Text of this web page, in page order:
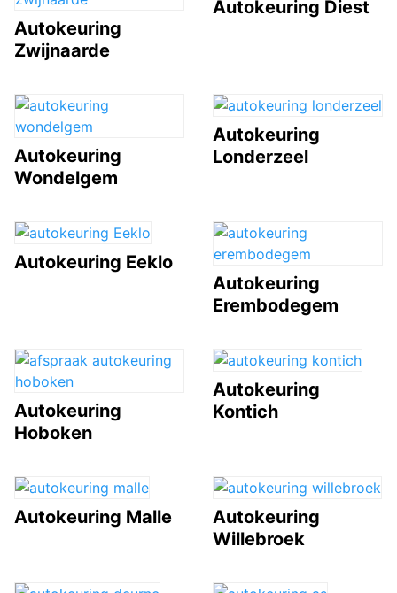
Autokeuring
Zwijnaarde
Autokeuring Diest
Autokeuring
Wondelgem
Autokeuring
Londerzeel
Autokeuring Eeklo
Autokeuring
Erembodegem
Autokeuring
Hoboken
Autokeuring
Kontich
Autokeuring Malle
Autokeuring
Willebroek